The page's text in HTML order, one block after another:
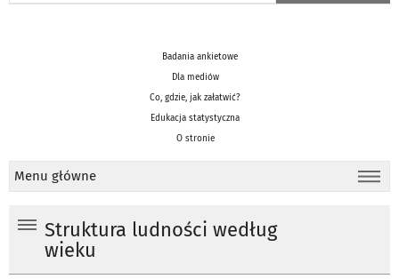
Badania ankietowe
Dla mediów
Co, gdzie, jak załatwić?
Edukacja statystyczna
O stronie
Menu główne
Struktura ludności według
wieku